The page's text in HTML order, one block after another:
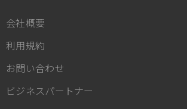
会社概要
利用規約
お問い合わせ
ビジネスパートナー